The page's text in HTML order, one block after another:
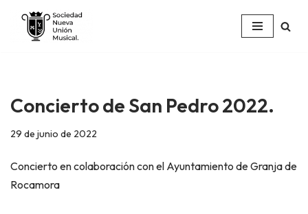
Saltar
Concierto de San Pedro 2022.
29 de junio de 2022
Concierto en colaboración con el Ayuntamiento de Granja de
Rocamora